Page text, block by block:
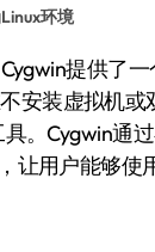
环境
安装虚拟机或
。Cygwin通
让用户能够使